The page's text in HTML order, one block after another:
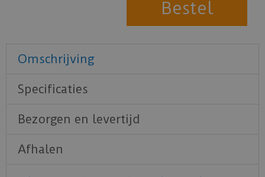
Omschrijving
Specificaties
Bezorgen en levertijd
Afhalen